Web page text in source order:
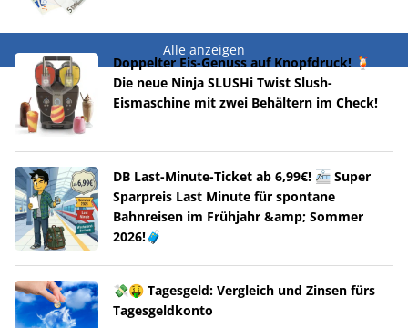
Alle anzeigen
Doppelter Eis-Genuss auf Knopfdruck! 🍹
Die neue Ninja SLUSHi Twist Slush-
Eismaschine mit zwei Behältern im Check!
DB Last-Minute-Ticket ab 6,99€! 🚈 Super
Sparpreis Last Minute für spontane
Bahnreisen im Frühjahr &amp; Sommer
2026!🧳
💸🤑 Tagesgeld: Vergleich und Zinsen fürs
Tagesgeldkonto